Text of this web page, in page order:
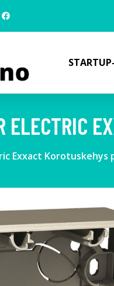
ELECTRIC
Exxact Korotuskehys